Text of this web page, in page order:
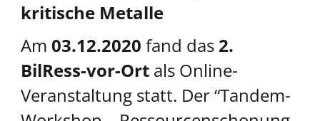
kritische Metalle
Am 03.12.2020 fand das 2.
BilRess-vor-Ortals Online-
Veranstaltung statt. Der “Tandem-